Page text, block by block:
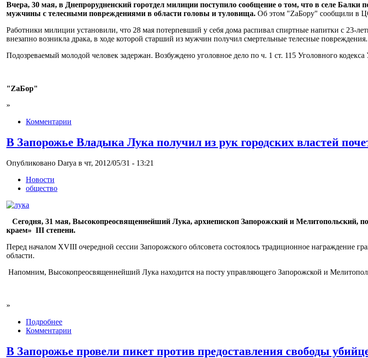
Вчера, 30 мая, в Днепрорудненский горотдел милиции поступило сообщение о том, что в селе Балки
мужчины с телесными повреждениями в области головы и туловища. Об этом "ZaБору" сообщили в
Работники милиции установили, что 28 мая потерпевший у себя дома распивал спиртные напитки с 23-
внезапно возникла драка, в ходе которой старший из мужчин получил смертельные телесные повреждения.
Подозреваемый молодой человек задержан. Возбуждено уголовное дело по ч. 1 ст. 115 Уголовного
"ZaБор"
»
Комментарии
В Запорожье Владыка Лука получил из рук городских властей
Опубликовано Darya в чт, 2012/05/31 - 13:21
Новости
общество
Сегодня, 31 мая, Высокопреосвященнейший Лука, архиепископ Запорожский и Мелитопольский,
краем» III степени.
Перед началом XVIII очередной сессии Запорожского облсовета состоялось традиционное награждение
области.
Напомним, Высокопреосвященнейший Лука находится на посту управляющего Запорожской и
»
Подробнее
Комментарии
В Запорожье провели пикет против предоставления свободы